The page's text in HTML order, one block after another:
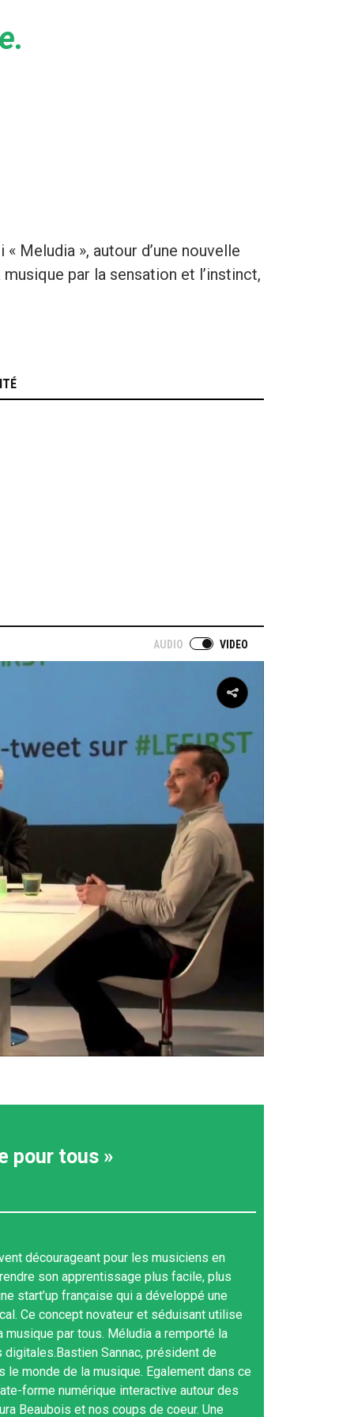
Meludia », autour d’une nouvelle
par la sensation et l’instinct,
AUDIO VIDEO
pour tous »
décourageant pour les musiciens en
son apprentissage plus facile, plus
start’up française qui a développé une
Ce concept novateur et séduisant utilise
par tous. Méludia a remporté la
Sannac, président de
monde de la musique. Egalement dans ce
forme numérique interactive autour des
Beaubois et nos coups de coeur. Une